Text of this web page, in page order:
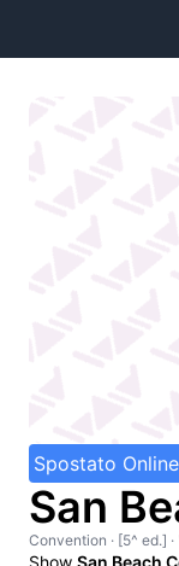
Spostato Online
San
Convention · [5^ ed.] ·
Show San Beach